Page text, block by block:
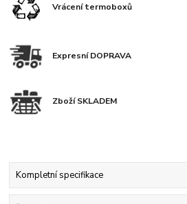
Vrácení termoboxů
Expresní DOPRAVA
Zboží SKLADEM
Kompletní specifikace